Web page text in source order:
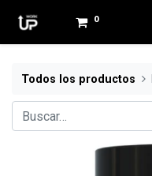
0
Todos los productos